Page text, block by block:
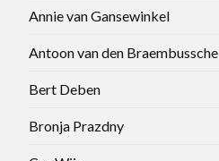
Annie van Gansewinkel
Antoon van den Braembussche
Bert Deben
Bronja Prazdny